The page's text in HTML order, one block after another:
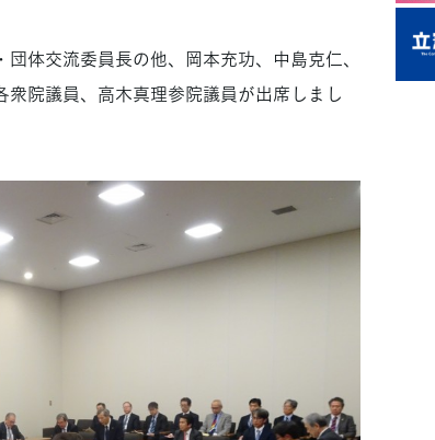
体交流委員長の他、岡本充功、中島克仁、
院議員、高木真理参院議員が出席しまし